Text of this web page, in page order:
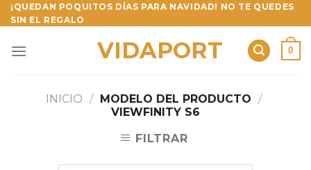
Skip
to
¡QUEDAN POQUITOS DÍAS PARA NAVIDAD! NO TE QUEDES
SIN EL REGALO
VIDAPORT 0
INICIO / MODELO DEL PRODUCTO /
VIEWFINITY S6
FILTRAR